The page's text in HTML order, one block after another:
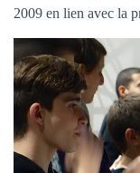
2009 en lien avec la